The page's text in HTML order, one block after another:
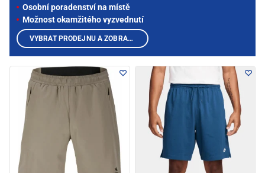
Osobní poradenství na místě
Možnost okamžitého vyzvednutí
VYBRAT PRODEJNU A ZOBRAZIT PRODUKTY